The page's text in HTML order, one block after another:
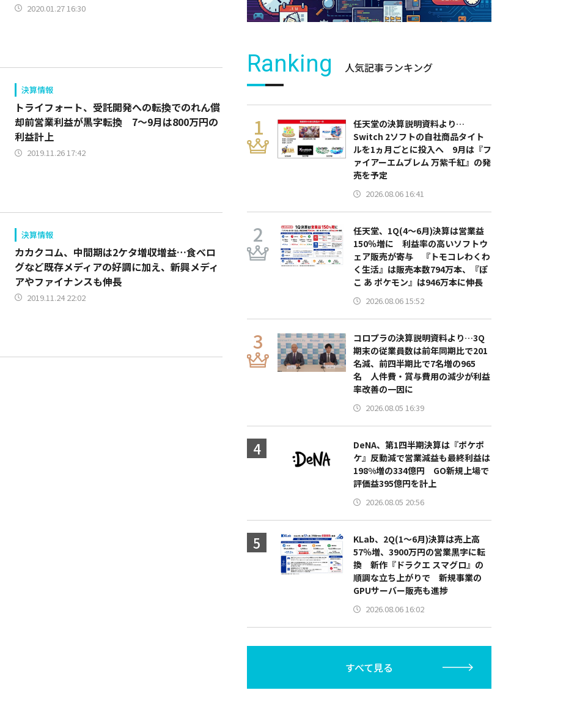
2020.01.27 16:30
決算情報
トライフォート、受託開発への転換でのれん償
却前営業利益が黒字転換 7～9月は800万円の
利益計上
2019.11.26 17:42
決算情報
カカクコム、中間期は2ケタ増収増益…食べロ
グなど既存メディアの好調に加え、新興メディ
アやファイナンスも伸長
2019.11.24 22:02
Ranking 人気記事ランキング
任天堂の決算説明資料より…
Switch 2ソフトの自社商品タイト
ルを1ヵ月ごとに投入へ 9月は『フ
ァイアーエムブレム 万紫千紅』の発
売を予定
2026.08.06 16:41
任天堂、1Q(4～6月)決算は営業益
150％増に 利益率の高いソフトウ
ェア販売が寄与 『トモコレわくわ
く生活』は販売本数794万本、『ぽ
こ あ ポケモン』は946万本に伸長
2026.08.06 15:52
コロプラの決算説明資料より…3Q
期末の従業員数は前年同期比で201
名減、前四半期比で7名増の965
名 人件費・賞与費用の減少が利益
率改善の一因に
2026.08.05 16:39
DeNA、第1四半期決算は『ポケポ
ケ』反動減で営業減益も最終利益は
198%増の334億円 GO新規上場で
評価益395億円を計上
2026.08.05 20:56
KLab、2Q(1～6月)決算は売上高
57％増、3900万円の営業黒字に転
換 新作『ドラクエ スマグロ』の
順調な立ち上がりで 新規事業の
GPUサーバー販売も進捗
2026.08.06 16:02
すべて見る